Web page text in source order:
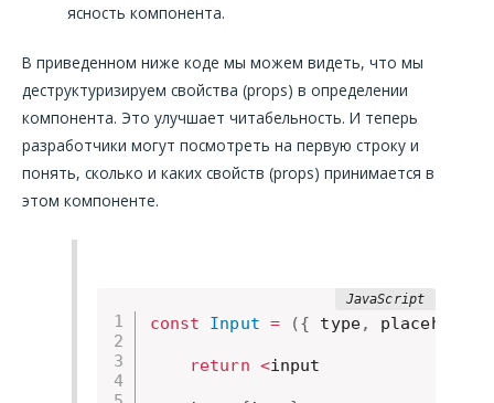
ясность компонента.
В приведенном ниже коде мы можем видеть, что мы
деструктуризируем свойства (props) в определении
компонента. Это улучшает читабельность. И теперь
разработчики могут посмотреть на первую строку и
понять, сколько и каких свойств (props) принимается в
этом компоненте.
const Input = ({ type, placeholder
return <input